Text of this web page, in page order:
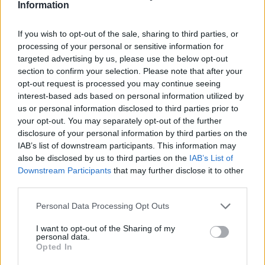
Information
If you wish to opt-out of the sale, sharing to third parties, or
processing of your personal or sensitive information for
targeted advertising by us, please use the below opt-out
section to confirm your selection. Please note that after your
opt-out request is processed you may continue seeing
interest-based ads based on personal information utilized by
us or personal information disclosed to third parties prior to
your opt-out. You may separately opt-out of the further
disclosure of your personal information by third parties on the
IAB’s list of downstream participants. This information may
also be disclosed by us to third parties on the IAB’s List of
Downstream Participants that may further disclose it to other
Personal Data Processing Opt Outs
I want to opt-out of the Sharing of my
personal data.
Opted In
Heřmanice ohrožuje životní prostředí Ostravy a postupuje
dopisu.
Šance pro budovy: Dostupné bydlení nevyřeší jen nová
výstavba. Česko musí lépe využít renovace stávajících
budov
5.8.2026
Diskuse: 39
Více než 380 tisíc domácností v
Česku potřebuje cenově
dostupné nájemní bydlení.
Podle výstupů zprávy EIB pro
Ministerstvo pro místní rozvoj
nutné systematicky využívat také renovace stávajících budov. Ty
mohou nabídnout kvalitní bydlení, například díky využití objektů v
centrech obcí, a zároveň snižovat jeho dlouhodobé provozní
náklady. Desetina českých domácností totiž vydává na bydlení více
než 40 % svých příjmů.